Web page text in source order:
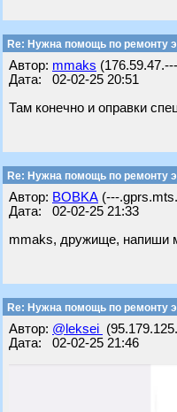
Re: Нужна помощь по ремонту
Автор: mmaks
Дата: 02-02-25 20:51
Там конечно и оправки
Re: Нужна помощь по ремонту
Автор: BOBKA (---
Дата: 02-02-25 21:33
mmaks, дружище, напиши
Re: Нужна помощь по ремонту
Автор: @leksei
Дата: 02-02-25 21:46